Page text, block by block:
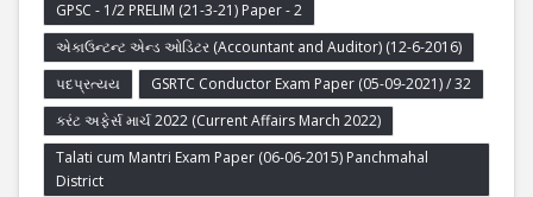
GPSC - 1/2 PRELIM (21-3-21) Paper - 2
એકાઉન્ટન્ટ એન્ડ ઓડિટર (Accountant and Auditor) (12-6-2016)
પદપ્રત્યય
GSRTC Conductor Exam Paper (05-09-2021) / 32
કરંટ અફેર્સ માર્ચ 2022 (Current Affairs March 2022)
Talati cum Mantri Exam Paper (06-06-2015) Panchmahal
District